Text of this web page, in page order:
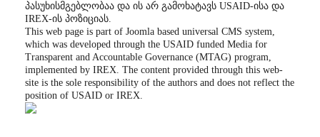
პასუხისმგებლობაა და ის არ გამოხატავს USAID-ისა და
IREX-ის პოზიციას.
This web page is part of Joomla based universal CMS system,
which was developed through the USAID funded Media for
Transparent and Accountable Governance (MTAG) program,
implemented by IREX. The content provided through this web-
site is the sole responsibility of the authors and does not reflect the
position of USAID or IREX.